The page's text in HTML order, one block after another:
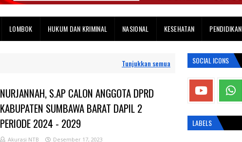
LOMBOK HUKUM DAN KRIMINAL NASIONAL KESEHATAN PENDIDIKAN
Tunjukkan semua
NURJANNAH, S.AP CALON ANGGOTA DPRD
KABUPATEN SUMBAWA BARAT DAPIL 2
PERIODE 2024 - 2029
Akurasi NTB Desember 17, 2023
SOCIAL ICONS
LABELS